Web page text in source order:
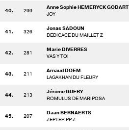
40. 299
Anne Sophie HEMERYCK GODART
JOY
41. 326
Jonas SADOUN
DEDICACE DU MAILLET Z
42. 281
Marie DIVERRES
VAS Y TOI
43. 211
Arnaud DOEM
LAGAKHAN DU FLEURY
44. 213
Jérôme GUERY
ROMULUS DE MARIPOSA
45. 207
Daan BERNAERTS
ZEPTER PP Z